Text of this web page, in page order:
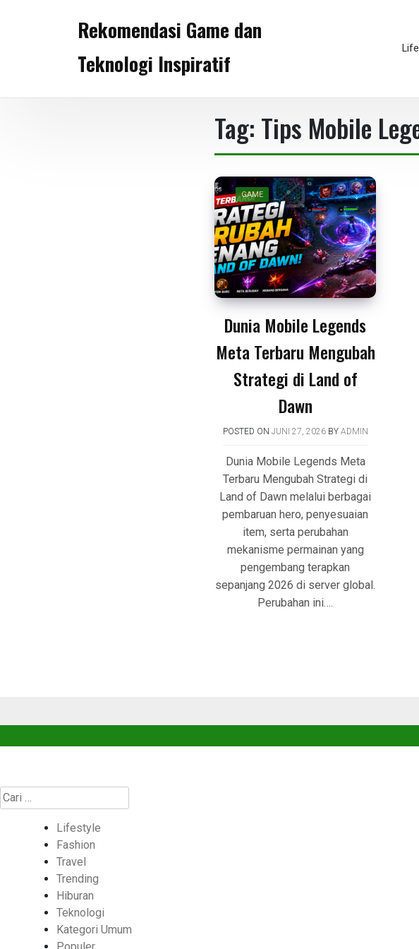
Rekomendasi Game dan
Teknologi Inspiratif
Tag: Tips Mobile
GAME
Dunia Mobile Legends
Meta Terbaru Mengubah
Strategi di Land of
Dawn
POSTED ON JUNI 27, 2026BY ADMIN
Dunia Mobile Legends Meta
Terbaru Mengubah Strategi di
Land of Dawn melalui berbagai
pembaruan hero, penyesuaian
item, serta perubahan
mekanisme permainan yang
pengembang terapkan
sepanjang 2026 di server global.
Perubahan ini….
Cari
untuk:
Lifestyle
Fashion
Travel
Trending
Hiburan
Teknologi
Kategori Umum